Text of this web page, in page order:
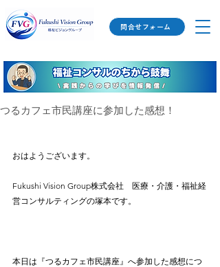
問合せフォーム
つるカフェ市民講座に参加した感想！
おはようございます。
Fukushi Vision Group株式会社　医療・介護・福祉経
営コンサルティングの塚本です。
本日は『つるカフェ市民講座』へ参加した感想につ